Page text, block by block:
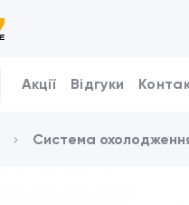
Акції Відгуки
Система